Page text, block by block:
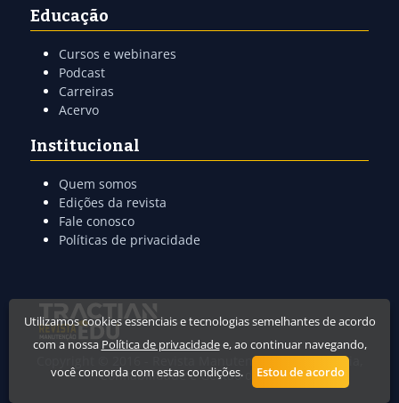
Educação
Cursos e webinares
Podcast
Carreiras
Acervo
Institucional
Quem somos
Edições da revista
Fale conosco
Políticas de privacidade
Revista Manutenção® Engenharia,
Confiabilidade e Gestão de Ativos
Utilizamos cookies essenciais e tecnologias semelhantes de acordo
com a nossa Política de privacidadee, ao continuar navegando,
você concorda com estas condições.
Estou de acordo